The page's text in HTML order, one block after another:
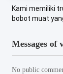
Kami memiliki
bobot muat
Messages of
No public